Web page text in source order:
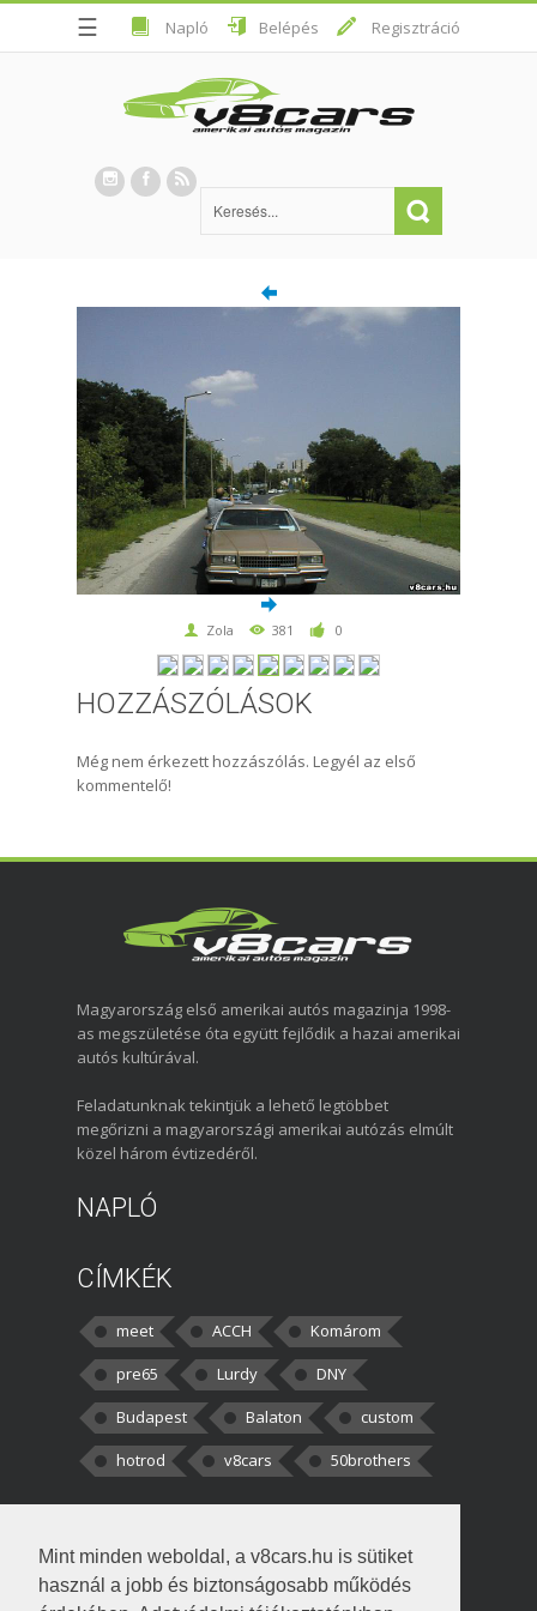
Mint minden weboldal, a v8cars.hu is sütiket
használ a jobb és biztonságosabb működés
☰ Napló Belépés Regisztráció
Zola 381 0
HOZZÁSZÓLÁSOK
Még nem érkezett hozzászólás. Legyél az első
kommentelő!
Magyarország első amerikai autós magazinja 1998-
as megszületése óta együtt fejlődik a hazai amerikai
autós kultúrával.
Feladatunknak tekintjük a lehető legtöbbet
megőrizni a magyarországi amerikai autózás elmúlt
közel három évtizedéről.
NAPLÓ
CÍMKÉK
meet ACCH
Komárom
pre65
Lurdy
DNY
Budapest
Balaton
custom
hotrod
v8cars 50brothers
kortisz:Elszúrtam! Én csak két
darabbaal számoltam. Nem tudtam, hogy fél autót,